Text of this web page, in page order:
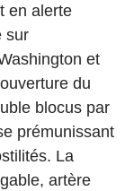
en alerte
sur
et
du
blocus par
prémunissant
La
artère